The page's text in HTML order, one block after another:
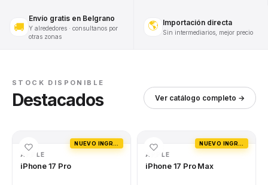
🚚
Envío gratis en Belgrano
Y alrededores · consultanos por
otras zonas
🌎 Importación directa
Sin intermediarios, mejor precio
STOCK DISPONIBLE
Destacados Ver catálogo completo →
APPLE
iPhone 17 Pro
APPLE
iPhone 17 Pro Max